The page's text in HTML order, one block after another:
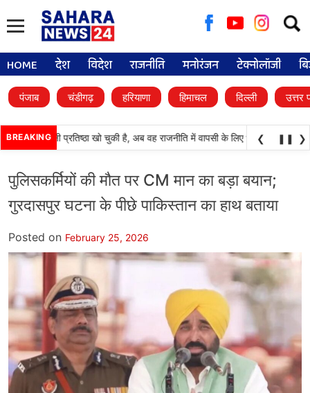
for:
HOME देश विदेश राजनीति मनोरंजन टेक्नोलॉजी
पंजाब चंडीगढ़ हरियाणा हिमाचल दिल्ली उत्तर
BREAKING
दल) अपनी प्रतिष्ठा खो चुकी है, अब वह राजनीति में वापसी के लिए भाजपा से
❮ ❚❚ ❯
पुलिसकर्मियों की मौत पर CM मान का बड़ा बयान;
गुरदासपुर घटना के पीछे पाकिस्तान का हाथ बताया
Posted on February 25, 2026